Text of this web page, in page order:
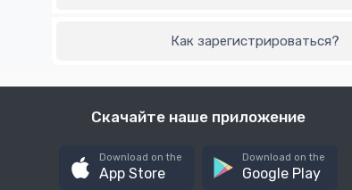
Как зарегистрироваться?
Скачайте наше приложение
Download on the
App Store
Download on the
Google Play